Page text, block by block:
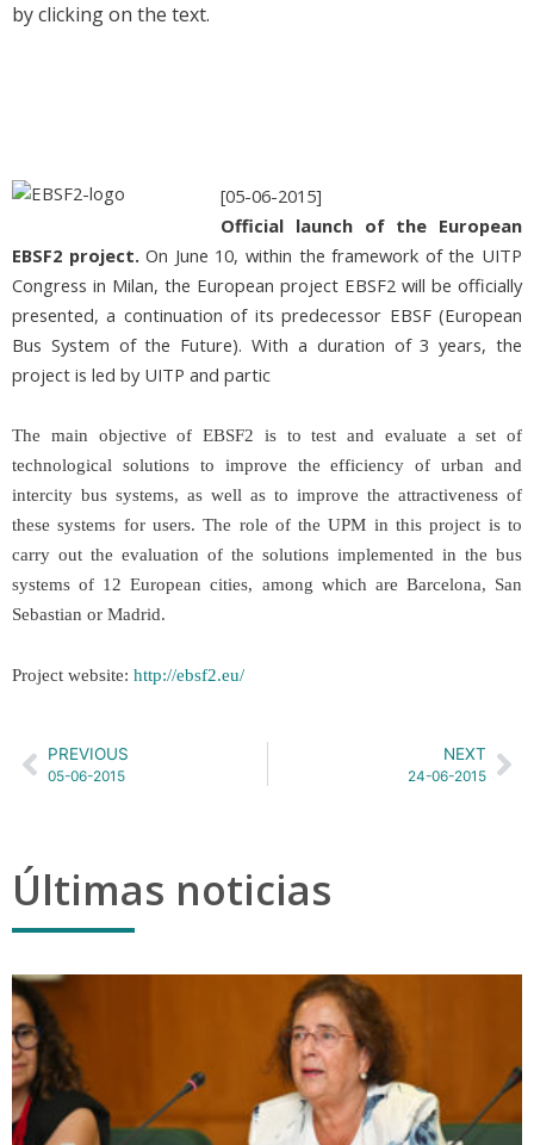
by clicking on the text.
[05-06-2015]
Official launch of the European
EBSF2 project. On June 10, within the framework of the UITP
Congress in Milan, the European project EBSF2 will be officially
presented, a continuation of its predecessor EBSF (European
Bus System of the Future). With a duration of 3 years, the
project is led by UITP and partic
The main objective of EBSF2 is to test and evaluate a set of
technological solutions to improve the efficiency of urban and
intercity bus systems, as well as to improve the attractiveness of
these systems for users. The role of the UPM in this project is to
carry out the evaluation of the solutions implemented in the bus
systems of 12 European cities, among which are Barcelona, San
Sebastian or Madrid.
Project website: http://ebsf2.eu/
PREVIOUS
05-06-2015
NEXT
24-06-2015
Últimas noticias